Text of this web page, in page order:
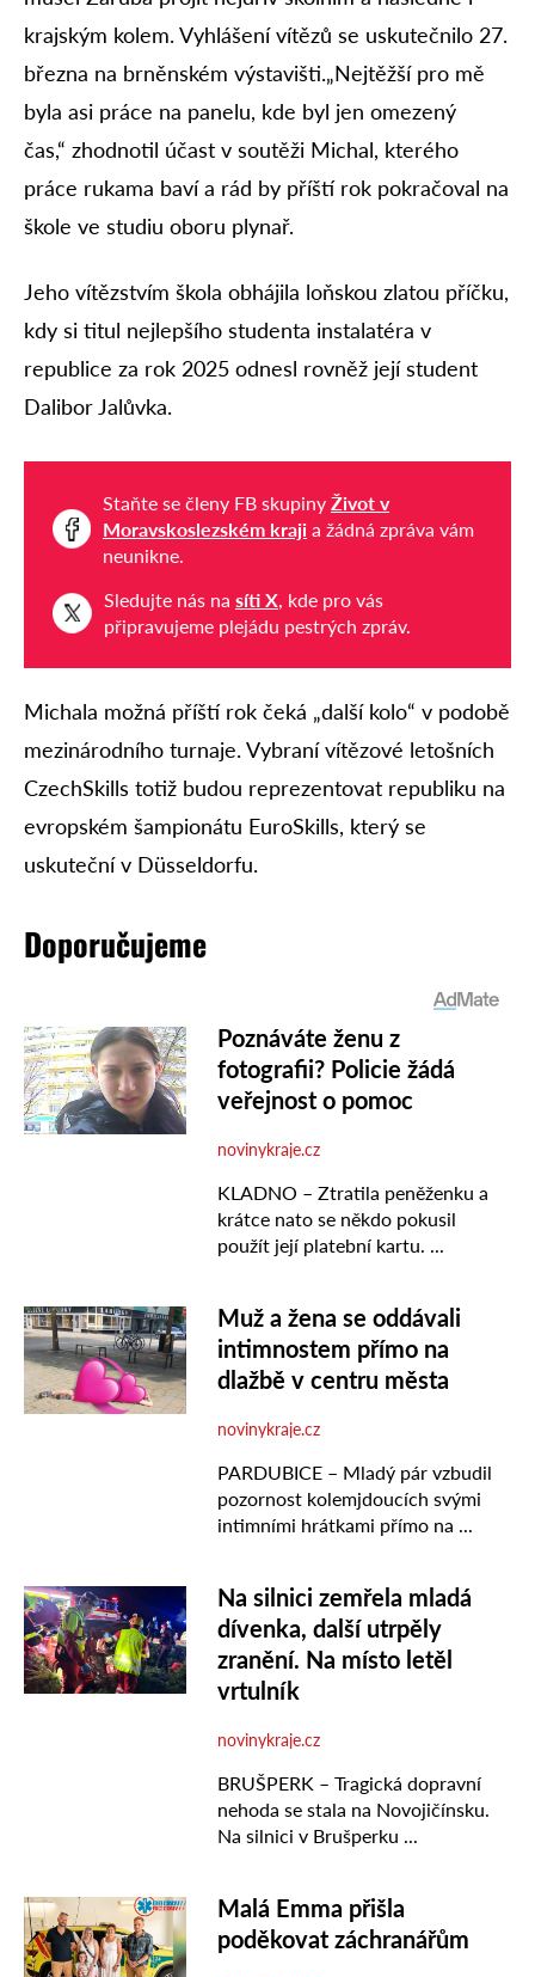
krajským kolem. Vyhlášení vítězů se uskutečnilo 27.
března na brněnském výstavišti.„Nejtěžší pro mě
byla asi práce na panelu, kde byl jen omezený
čas,“ zhodnotil účast v soutěži Michal, kterého
práce rukama baví a rád by příští rok pokračoval na
škole ve studiu oboru plynař.
Jeho vítězstvím škola obhájila loňskou zlatou příčku,
kdy si titul nejlepšího studenta instalatéra v
republice za rok 2025 odnesl rovněž její student
Dalibor Jalůvka.
Staňte se členy FB skupiny Život v
Moravskoslezském kraji a žádná zpráva vám
neunikne.
Sledujte nás na síti X , kde pro vás
připravujeme plejádu pestrých zpráv.
Michala možná příští rok čeká „další kolo“ v podobě
mezinárodního turnaje. Vybraní vítězové letošních
CzechSkills totiž budou reprezentovat republiku na
evropském šampionátu EuroSkills, který se
uskuteční v Düsseldorfu.
Doporučujeme